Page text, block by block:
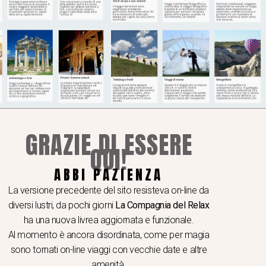
e seminari
e viaggi video e fotografici
School
& gastronomia
in caicco
GRAZIE DI ESSERE
QUI!
ABBI PAZIENZA
La versione precedente del sito resisteva on-line da
diversi lustri, da pochi giorni La Compagnia del Relax
ha una nuova livrea aggiornata e funzionale.
Al momento è ancora disordinata, come per magia
sono tornati on-line viaggi con vecchie date e altre